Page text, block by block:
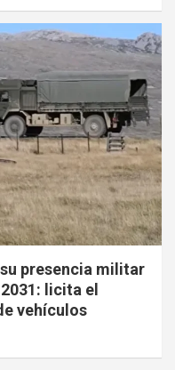
presencia militar
licita el
vehículos